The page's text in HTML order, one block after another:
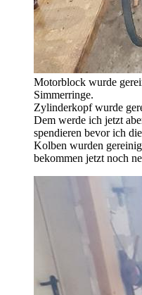
Motorblock wurde
Simmerringe.
Zylinderkopf wurde
Dem werde ich jetzt
spendieren bevor ich
Kolben wurden
bekommen jetzt noch